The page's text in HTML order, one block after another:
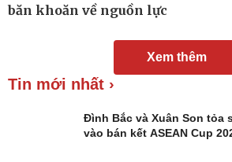
Blog
Sân
băn khoăn về nguồn lực
Xem thêm
Tin mới nhất ›
Đình Bắc và Xuân Son tỏa
vào bán kết ASEAN Cup